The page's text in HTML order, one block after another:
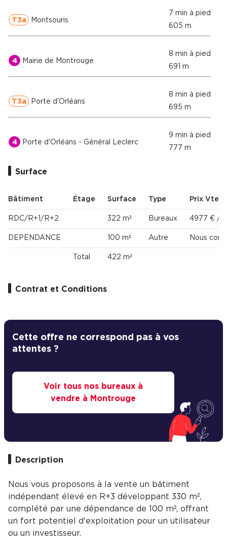
T3a Montsouris
7 min à pied
605 m
4 Mairie de Montrouge
8 min à pied
691 m
T3a Porte d'Orléans
8 min à pied
695 m
4 Porte d'Orléans - Général Leclerc
9 min à pied
777 m
Surface
Bâtiment Étage Surface Type Prix Vte
RDC/R+1/R+2 322 m² Bureaux 4977 € /
DEPENDANCE 100 m² Autre Nous
Total 422 m²
Contrat et Conditions
Cette offre ne correspond pas à vos
attentes ?
Voir tous nos bureaux à
vendre à Montrouge
Description
Nous vous proposons à la vente un bâtiment
indépendant élevé en R+3 développant 330 m²,
complété par une dépendance de 100 m², offrant
un fort potentiel d'exploitation pour un utilisateur
ou un investisseur.